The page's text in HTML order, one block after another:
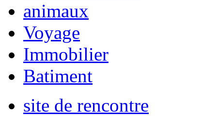
animaux
Voyage
Immobilier
Batiment
site de rencontre